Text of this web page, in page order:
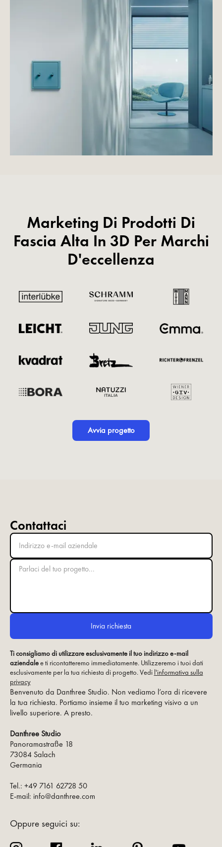
Marketing Di Prodotti Di
Fascia Alta In 3D Per Marchi
D'eccellenza
Avvia progetto
Contattaci
Benvenuto da Danthree Studio. Non vediamo l’ora di ricevere
la tua richiesta. Portiamo insieme il tuo marketing visivo a un
livello superiore. A presto.
Danthree Studio
Panoramastraße 18
73084 Salach
Germania
Tel.: +49 7161 62728 50
E-mail: info@danthree.com
Oppure seguici su:
Ti consigliamo di utilizzare esclusivamente il tuo indirizzo e-mail
aziendalee ti ricontatteremo immediatamente. Utilizzeremo i tuoi dati
esclusivamente per la tua richiesta di progetto. Vedi l'informativa sulla
privacy